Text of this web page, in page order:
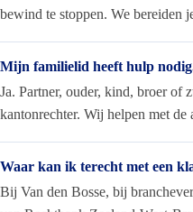
bewind te stoppen. We bereiden
Mijn familielid heeft hulp
Ja. Partner, ouder, kind, broer of
kantonrechter. Wij helpen met de
Waar kan ik terecht met een
Bij Van den Bosse, bij